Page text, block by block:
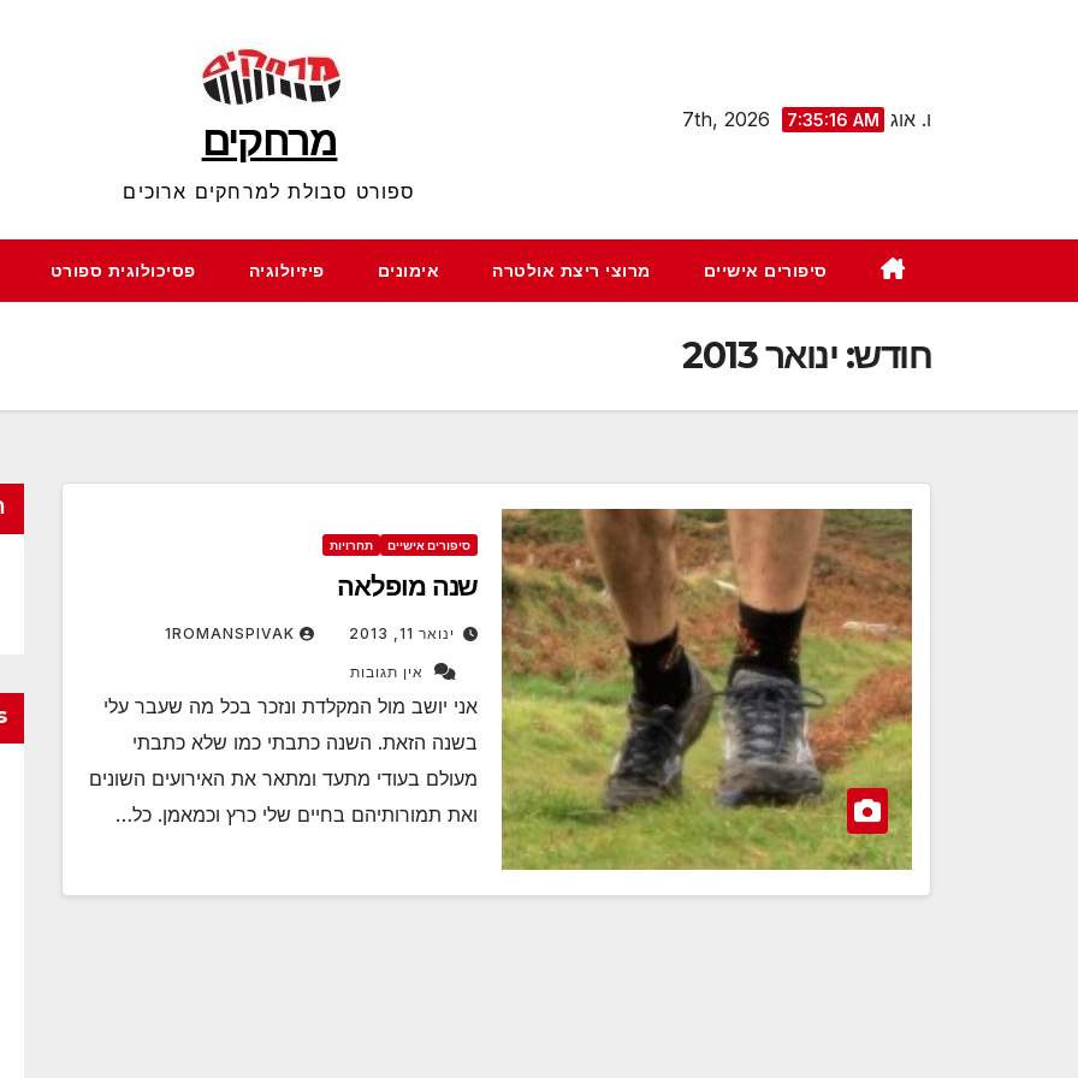
ו. אוג 7th, 2026 7:35:17 AM מרחקים
ספורט סבולת למרחקים ארוכים
סיפורים אישיים מרוצי ריצת אולטרה אימונים פיזיולוגיה פסיכולוגית ספורט
חודש: ינואר 2013
סיפורים אישיים תחרויות
שנה מופלאה
ינואר 11, 2013 1ROMANSPIVAK
אין תגובות
אני יושב מול המקלדת ונזכר בכל מה שעבר עלי
בשנה הזאת. השנה כתבתי כמו שלא כתבתי
מעולם בעודי מתעד ומתאר את האירועים השונים
ואת תמורותיהם בחיים שלי כרץ וכמאמן. כל…